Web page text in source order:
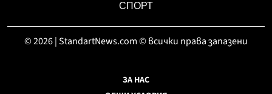
СПОРТ
© 2026 | StandartNews.com © всички права запазени
ЗА НАС